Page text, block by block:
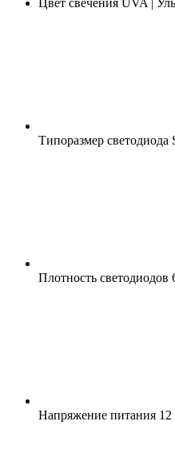
Типоразмер светодиода
Плотность светодиодов
Напряжение питания